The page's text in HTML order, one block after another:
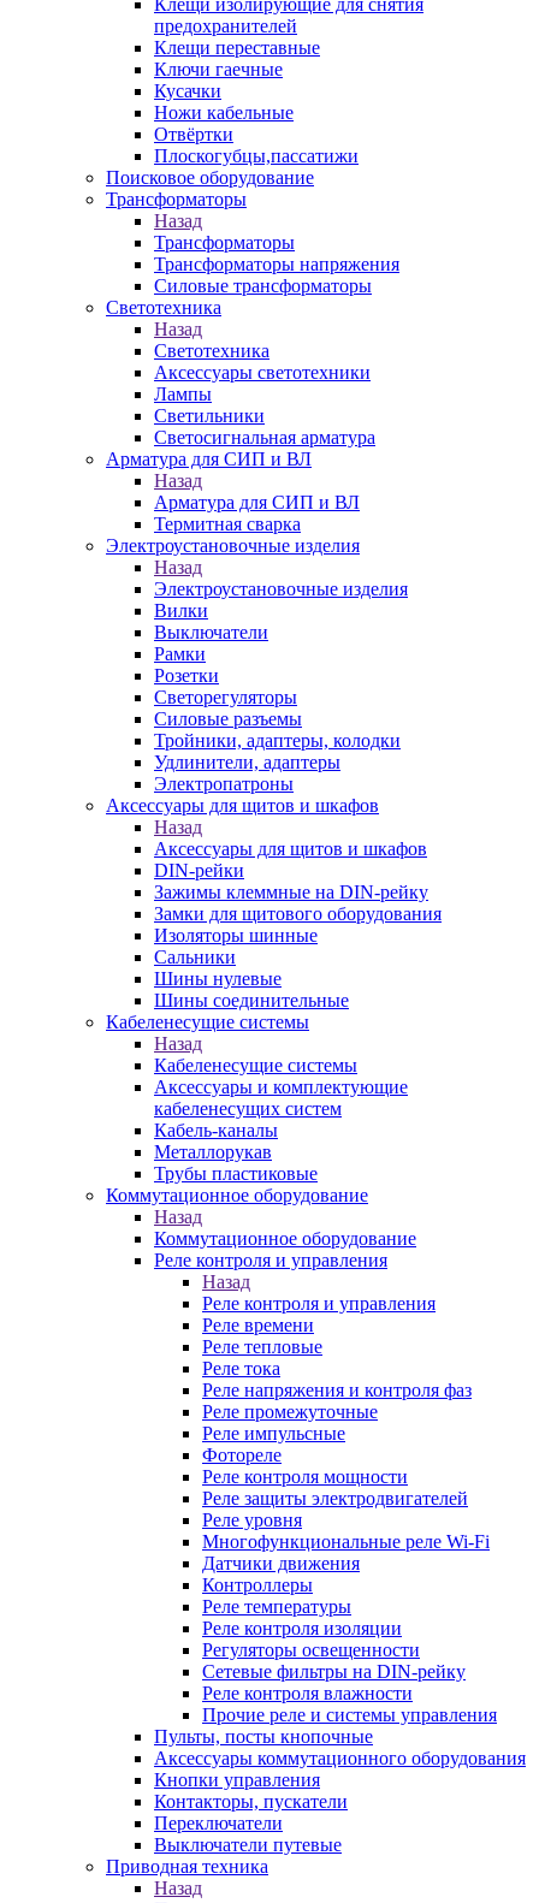
Клещи изолирующие для снятия
предохранителей
Клещи переставные
Ключи гаечные
Кусачки
Ножи кабельные
Отвёртки
Плоскогубцы,пассатижи
Поисковое оборудование
Трансформаторы
Назад
Трансформаторы
Трансформаторы напряжения
Силовые трансформаторы
Светотехника
Назад
Светотехника
Аксессуары светотехники
Лампы
Светильники
Светосигнальная арматура
Арматура для СИП и ВЛ
Назад
Арматура для СИП и ВЛ
Термитная сварка
Электроустановочные изделия
Назад
Электроустановочные изделия
Вилки
Выключатели
Рамки
Розетки
Светорегуляторы
Силовые разъемы
Тройники, адаптеры, колодки
Удлинители, адаптеры
Электропатроны
Аксессуары для щитов и шкафов
Назад
Аксессуары для щитов и шкафов
DIN-рейки
Зажимы клеммные на DIN-рейку
Замки для щитового оборудования
Изоляторы шинные
Сальники
Шины нулевые
Шины соединительные
Кабеленесущие системы
Назад
Кабеленесущие системы
Аксессуары и комплектующие
кабеленесущих систем
Кабель-каналы
Металлорукав
Трубы пластиковые
Коммутационное оборудование
Назад
Коммутационное оборудование
Реле контроля и управления
Назад
Реле контроля и управления
Реле времени
Реле тепловые
Реле тока
Реле напряжения и контроля фаз
Реле промежуточные
Реле импульсные
Фотореле
Реле контроля мощности
Реле защиты электродвигателей
Реле уровня
Многофункциональные реле Wi-Fi
Датчики движения
Контроллеры
Реле температуры
Реле контроля изоляции
Регуляторы освещенности
Сетевые фильтры на DIN-рейку
Реле контроля влажности
Прочие реле и системы управления
Пульты, посты кнопочные
Аксессуары коммутационного оборудования
Кнопки управления
Контакторы, пускатели
Переключатели
Выключатели путевые
Приводная техника
Назад